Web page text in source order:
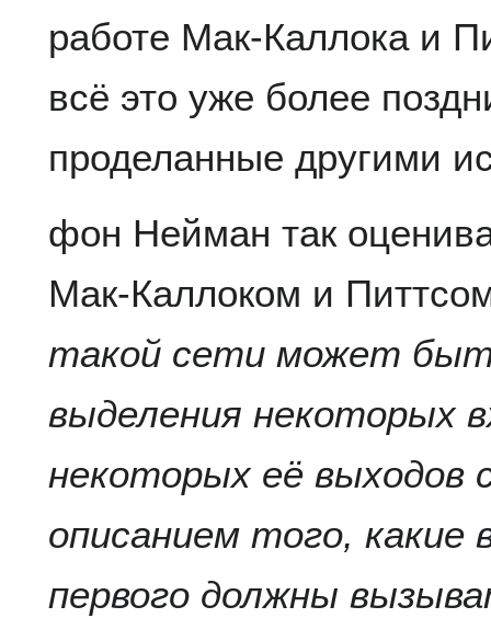
работе Мак-Каллока и
всё это уже более
проделанные другими
фон Нейман так
Мак-Каллоком и
такой сети может
выделения некоторых
некоторых её выходов
описанием того,
первого должны